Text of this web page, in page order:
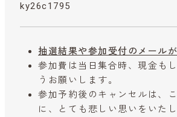
ky26c1795
抽選結果や参加受付のメール
参加費は当日集合時、現金も
うお願いします。
参加予約後のキャンセルは、
に、とても悲しい思いをいた